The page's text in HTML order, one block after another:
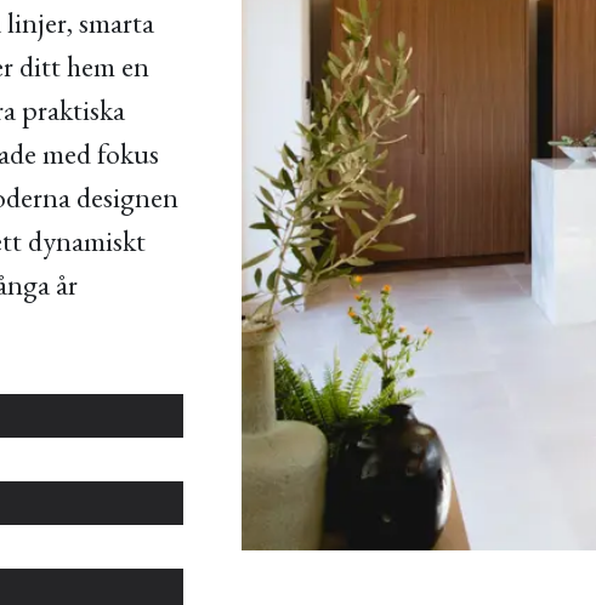
smarta
ditt hem en
praktiska
med fokus
designen
dynamiskt
år